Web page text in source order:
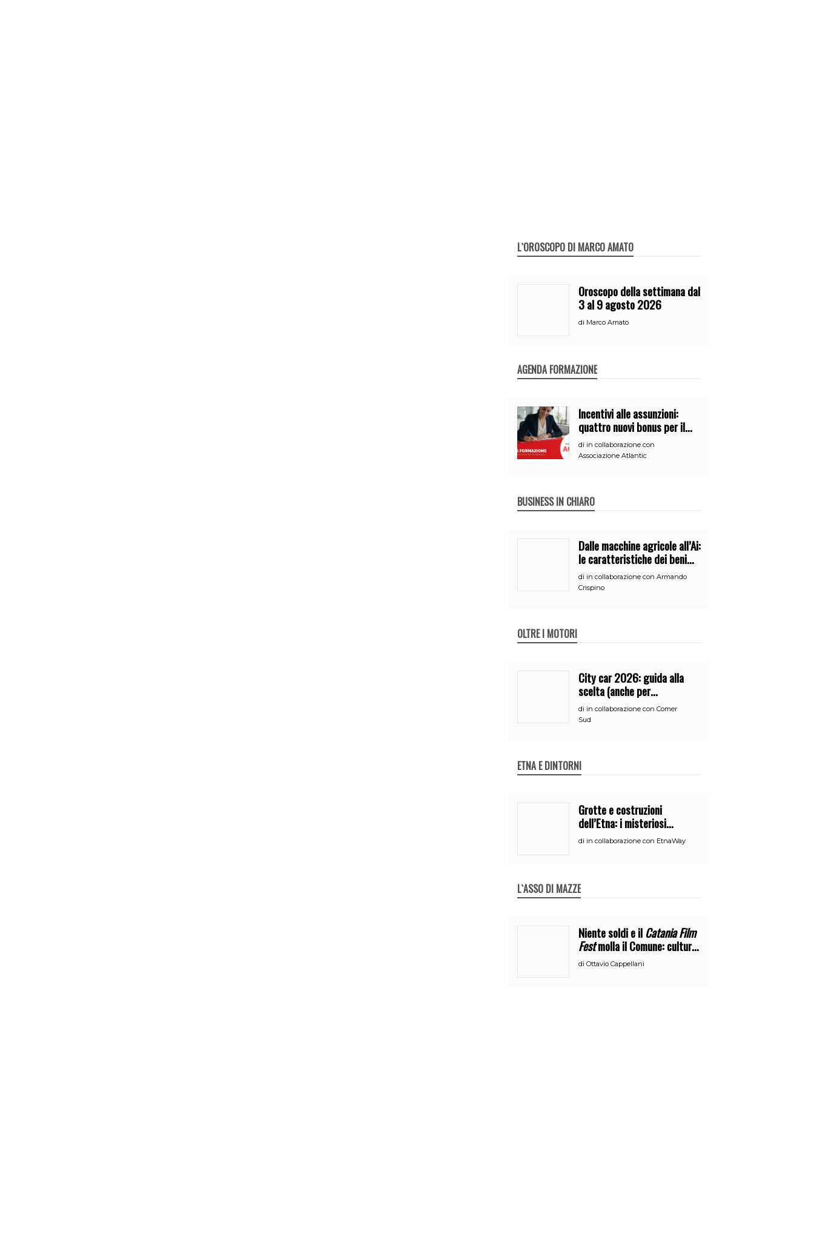
L`OROSCOPO DI MARCO AMATO
Oroscopo della settimana dal
3 al 9 agosto 2026
di Marco Amato
AGENDA FORMAZIONE
Incentivi alle assunzioni:
quattro nuovi bonus per il
2026
di in collaborazione con
Associazione Atlantic
BUSINESS IN CHIARO
Dalle macchine agricole all’Ai:
le caratteristiche dei beni
per accedere
all’iperammortamento
di in collaborazione con Armando
Crispino
OLTRE I MOTORI
City car 2026: guida alla
scelta (anche per
neopatentati)
di in collaborazione con Comer
Sud
ETNA E DINTORNI
Grotte e costruzioni
dell’Etna: i misteriosi
nascondigli del vulcano
di in collaborazione con EtnaWay
L`ASSO DI MAZZE
Niente soldi e ilCatania Film
Festmolla il Comune: cultura
o broru di ciciri?
di Ottavio Cappellani